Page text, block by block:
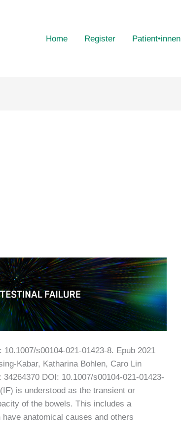
Home Register Patient•innen
s00104-021-01423-8. Epub 2021
Kabar, Katharina Bohlen, Caro Lin
DOI: 10.1007/s00104-021-01423-
is understood as the transient or
of the bowels. This includes a
anatomical causes and others